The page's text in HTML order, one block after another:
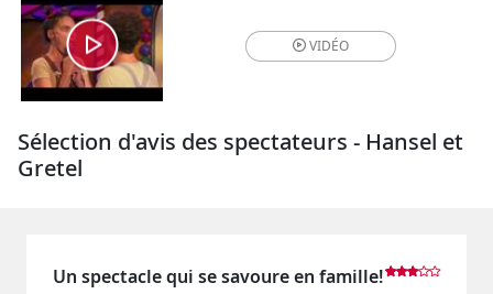
VIDÉO
Sélection d'avis des spectateurs - Hansel et
Gretel
Un spectacle qui se savoure en famille!